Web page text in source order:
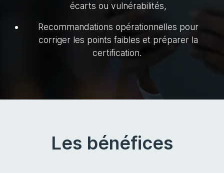
écarts ou vulnérabilités,
Recommandations opérationnelles pour
corriger les points faibles et préparer la
certification.
Les bénéfices